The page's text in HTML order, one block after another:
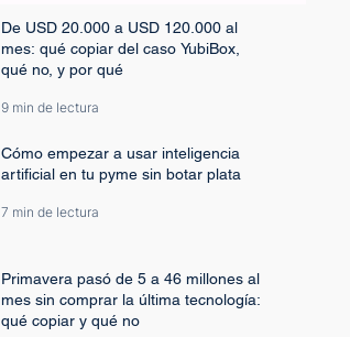
De USD 20.000 a USD 120.000 al
mes: qué copiar del caso YubiBox,
qué no, y por qué
9 min de lectura
Cómo empezar a usar inteligencia
artificial en tu pyme sin botar plata
7 min de lectura
Primavera pasó de 5 a 46 millones al
mes sin comprar la última tecnología:
qué copiar y qué no